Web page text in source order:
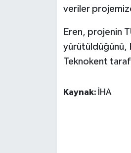
veriler
Eren, projenin
yürütüldüğünü,
Teknokent
Kaynak: İHA